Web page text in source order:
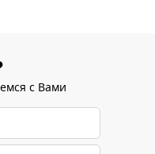
с Вами